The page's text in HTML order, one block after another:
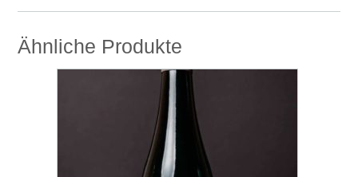
Ähnliche Produkte